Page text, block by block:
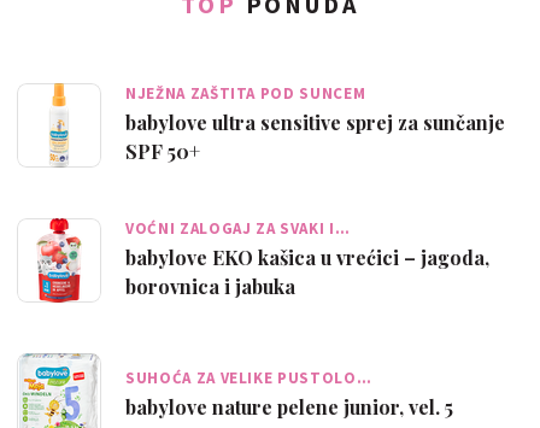
NJEŽNA ZAŠTITA POD SUNCEM
babylove ultra sensitive sprej za sunčanje
SPF 50+
VOĆNI ZALOGAJ ZA SVAKI I…
babylove EKO kašica u vrećici – jagoda,
borovnica i jabuka
SUHOĆA ZA VELIKE PUSTOLO…
babylove nature pelene junior, vel. 5